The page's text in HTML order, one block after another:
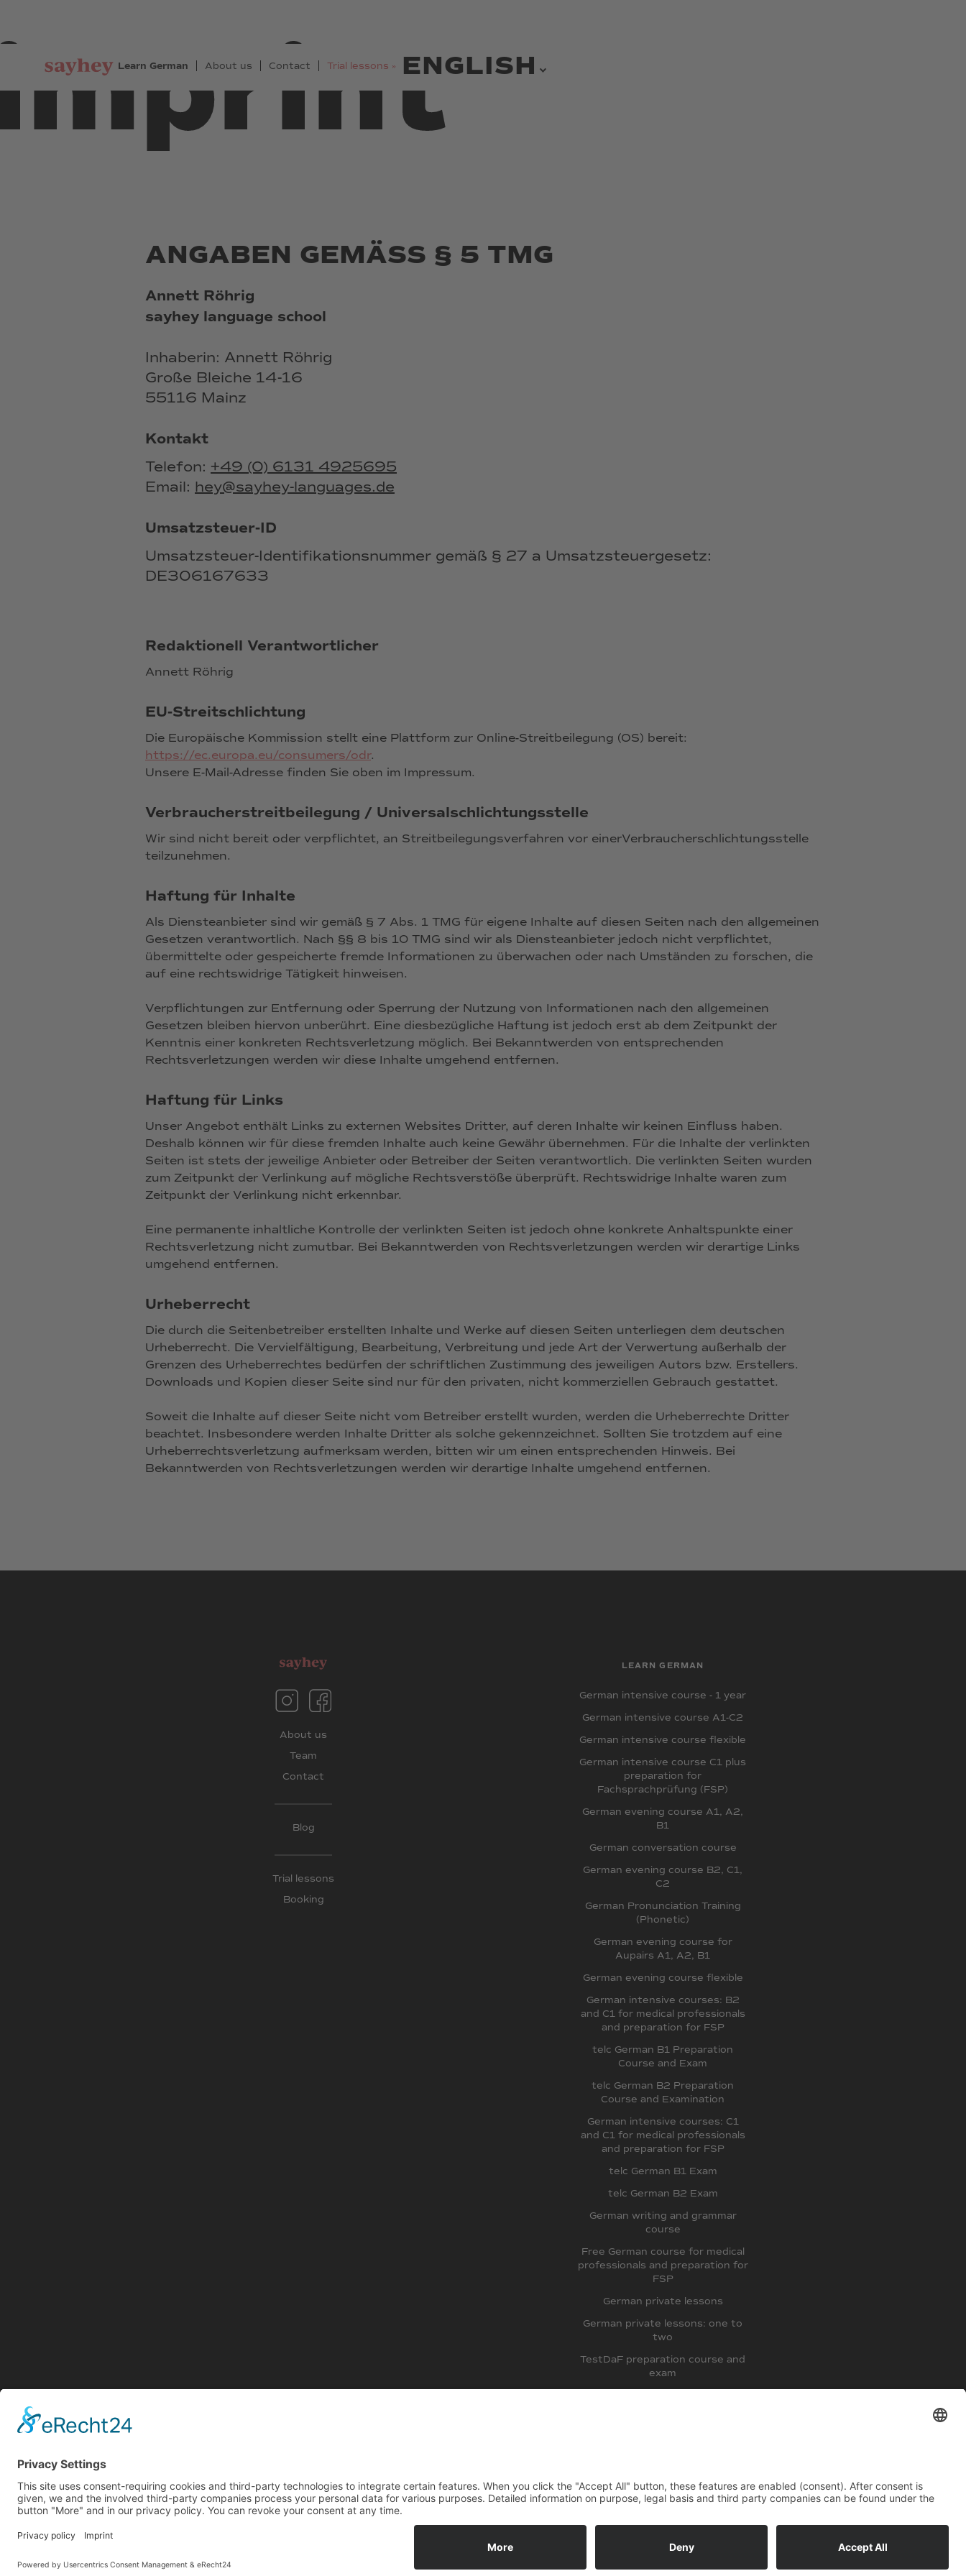
Learn German About us Contact Trial lessons » ENGLISH
ANGABEN GEMÄSS § 5 TMG
Annett Röhrig
sayhey language school
Inhaberin: Annett Röhrig
Große Bleiche 14-16
55116 Mainz
Kontakt
Telefon: +49 (0) 6131 4925695
Email: hey@sayhey-languages.de
Umsatzsteuer-ID
Umsatzsteuer-Identifikationsnummer gemäß § 27 a Umsatzsteuergesetz:
DE306167633
Redaktionell Verantwortlicher
Annett Röhrig
EU-Streitschlichtung
Die Europäische Kommission stellt eine Plattform zur Online-Streitbeilegung (OS) bereit:
https://ec.europa.eu/consumers/odr.
Unsere E-Mail-Adresse finden Sie oben im Impressum.
Verbraucherstreitbeilegung / Universalschlichtungsstelle
Wir sind nicht bereit oder verpflichtet, an Streitbeilegungsverfahren vor einerVerbraucherschlichtungsstelle
teilzunehmen.
Haftung für Inhalte
Als Diensteanbieter sind wir gemäß § 7 Abs. 1 TMG für eigene Inhalte auf diesen Seiten nach den allgemeinen
Gesetzen verantwortlich. Nach §§ 8 bis 10 TMG sind wir als Diensteanbieter jedoch nicht verpflichtet,
übermittelte oder gespeicherte fremde Informationen zu überwachen oder nach Umständen zu forschen, die
auf eine rechtswidrige Tätigkeit hinweisen.
Verpflichtungen zur Entfernung oder Sperrung der Nutzung von Informationen nach den allgemeinen
Gesetzen bleiben hiervon unberührt. Eine diesbezügliche Haftung ist jedoch erst ab dem Zeitpunkt der
Kenntnis einer konkreten Rechtsverletzung möglich. Bei Bekanntwerden von entsprechenden
Rechtsverletzungen werden wir diese Inhalte umgehend entfernen.
Haftung für Links
Unser Angebot enthält Links zu externen Websites Dritter, auf deren Inhalte wir keinen Einfluss haben.
Deshalb können wir für diese fremden Inhalte auch keine Gewähr übernehmen. Für die Inhalte der verlinkten
Seiten ist stets der jeweilige Anbieter oder Betreiber der Seiten verantwortlich. Die verlinkten Seiten wurden
zum Zeitpunkt der Verlinkung auf mögliche Rechtsverstöße überprüft. Rechtswidrige Inhalte waren zum
Zeitpunkt der Verlinkung nicht erkennbar.
Eine permanente inhaltliche Kontrolle der verlinkten Seiten ist jedoch ohne konkrete Anhaltspunkte einer
Rechtsverletzung nicht zumutbar. Bei Bekanntwerden von Rechtsverletzungen werden wir derartige Links
umgehend entfernen.
Urheberrecht
Die durch die Seitenbetreiber erstellten Inhalte und Werke auf diesen Seiten unterliegen dem deutschen
Urheberrecht. Die Vervielfältigung, Bearbeitung, Verbreitung und jede Art der Verwertung außerhalb der
Grenzen des Urheberrechtes bedürfen der schriftlichen Zustimmung des jeweiligen Autors bzw. Erstellers.
Downloads und Kopien dieser Seite sind nur für den privaten, nicht kommerziellen Gebrauch gestattet.
Soweit die Inhalte auf dieser Seite nicht vom Betreiber erstellt wurden, werden die Urheberrechte Dritter
beachtet. Insbesondere werden Inhalte Dritter als solche gekennzeichnet. Sollten Sie trotzdem auf eine
Urheberrechtsverletzung aufmerksam werden, bitten wir um einen entsprechenden Hinweis. Bei
Bekanntwerden von Rechtsverletzungen werden wir derartige Inhalte umgehend entfernen.
About us
Team
Contact
Blog
Trial lessons
Booking
LEARN GERMAN
German intensive course - 1 year
German intensive course A1-C2
German intensive course flexible
German intensive course C1 plus
preparation for
Fachsprachprüfung (FSP)
German evening course A1, A2,
B1
German conversation course
German evening course B2, C1,
C2
German Pronunciation Training
(Phonetic)
German evening course for
Aupairs A1, A2, B1
German evening course flexible
German intensive courses: B2
and C1 for medical professionals
and preparation for FSP
telc German B1 Preparation
Course and Exam
telc German B2 Preparation
Course and Examination
German intensive courses: C1
and C1 for medical professionals
and preparation for FSP
telc German B1 Exam
telc German B2 Exam
German writing and grammar
course
Free German course for medical
professionals and preparation for
FSP
German private lessons
German private lessons: one to
two
TestDaF preparation course and
exam
OUT HOW TO REACH YOUR GOAL.